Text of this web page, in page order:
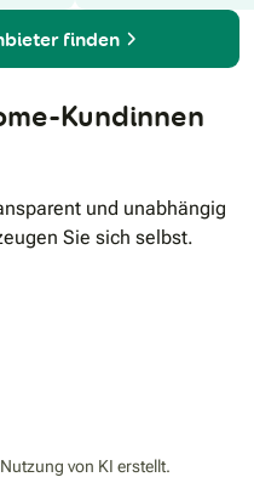
finden
Kundinnen
und unabhängig
Sie sich selbst.
von KI erstellt.